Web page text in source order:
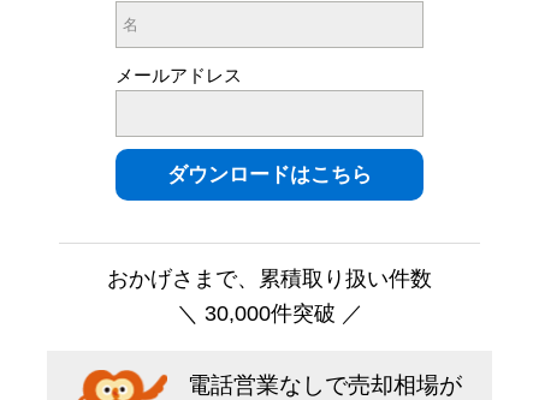
メールアドレス
おかげさまで、累積取り扱い件数
＼ 30,000件突破 ／
電話営業なしで売却相場が